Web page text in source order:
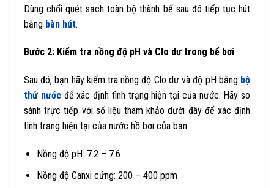
Dùng chổi quét sạch toàn bộ thành bể sau đó tiếp tục hút
bằng bàn hút.
Bước 2: Kiểm tra nồng độ pH và Clo dư trong bể bơi
Sau đó, bạn hãy kiểm tra nồng độ Clo dư và độ pH bằng bộ
thử nướcđể xác định tình trạng hiện tại của nước. Hãy so
sánh trực tiếp với số liệu tham khảo dưới đây để xác định
tình trạng hiện tại của nước hồ bơi của bạn.
Nồng độ pH: 7.2 – 7.6
Nồng độ Canxi cứng: 200 – 400 ppm